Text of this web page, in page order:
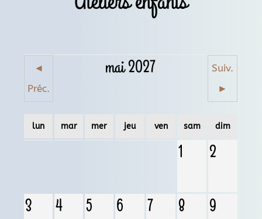
◄
Préc.
mai 2027
Suiv.
►
lun mar mer jeu ven sam dim
1 2
3 4 5 6 7 8 9